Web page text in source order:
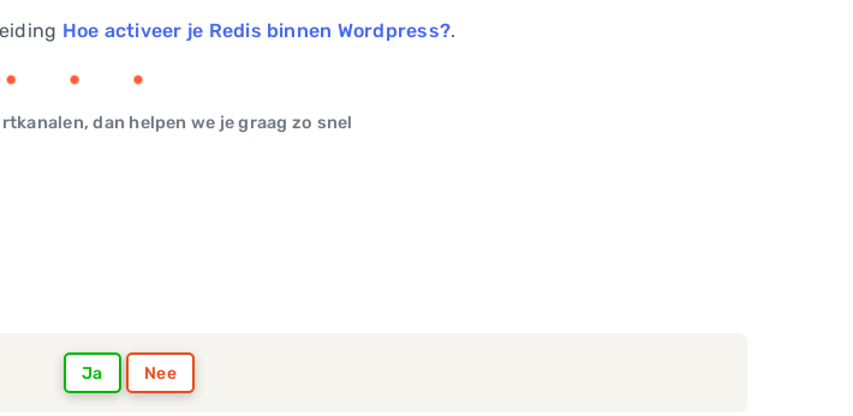
Hoe activeer je Redis binnen Wordpress?.
dan helpen we je graag zo snel
Ja Nee